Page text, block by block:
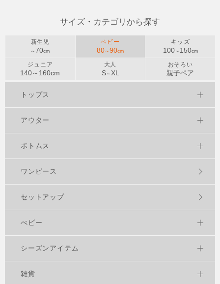
サイズ・カテゴリから探す
新生児
～ 70cm
ベビー
80～90cm
キッズ
100～ 150cm
ジュニア
140～ 160cm
大人
S～ XL
おそろい
親子ペア
トップス
アウター
ボトムス
ワンピース
セットアップ
べビー
シーズンアイテム
雑貨